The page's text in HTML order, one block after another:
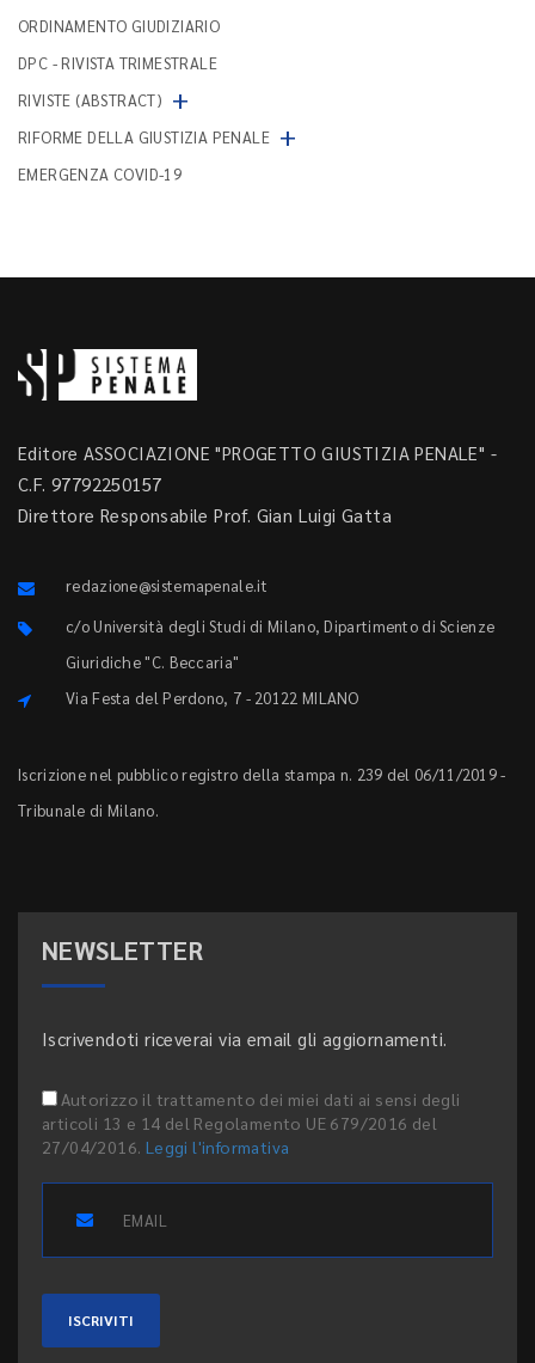
ORDINAMENTO GIUDIZIARIO
DPC - RIVISTA TRIMESTRALE
RIVISTE (ABSTRACT) +
RIFORME DELLA GIUSTIZIA PENALE +
EMERGENZA COVID-19
Editore ASSOCIAZIONE "PROGETTO GIUSTIZIA PENALE" -
C.F. 97792250157
Direttore Responsabile Prof. Gian Luigi Gatta
redazione@sistemapenale.it
c/o Università degli Studi di Milano, Dipartimento di Scienze
Giuridiche "C. Beccaria"
Via Festa del Perdono, 7 - 20122 MILANO
Iscrizione nel pubblico registro della stampa n. 239 del 06/11/2019 -
Tribunale di Milano.
NEWSLETTER
Iscrivendoti riceverai via email gli aggiornamenti.
Autorizzo il trattamento dei miei dati ai sensi degli
articoli 13 e 14 del Regolamento UE 679/2016 del
27/04/2016. Leggi l'informativa
ISCRIVITI